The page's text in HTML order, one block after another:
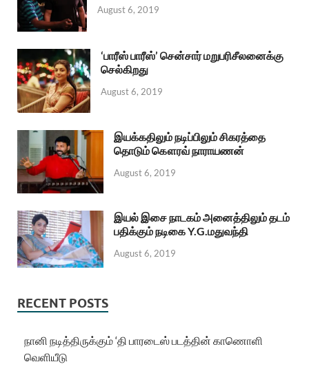
August 6, 2019
‘பாரீஸ் பாரீஸ்’ சென்சார் மறுபரிசீலனைக்கு
செல்கிறது
August 6, 2019
இயக்கதிலும் நடிப்பிலும் சிகரத்தை
தொடும் கௌரவ் நாராயணன்
August 6, 2019
இயல் இசை நாடகம் அனைத்திலும் தடம்
பதிக்கும் நடிகை Y.G.மதுவந்தி
August 6, 2019
RECENT POSTS
நானி நடித்திருக்கும் ‘தி பாரடைஸ் படத்தின் காணொளி
வெளியீடு